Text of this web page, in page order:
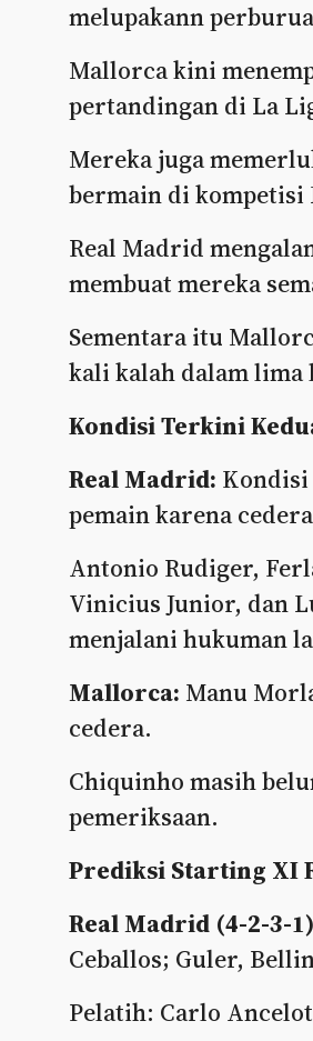
melupakann
Mallorca kini
pertandingan di La
Mereka juga
bermain di kompetisi
Real Madrid
membuat mereka
Sementara itu
kali kalah dalam lima
Kondisi Terkini
Real Madrid: Kondisi
pemain karena
Antonio Rudiger,
Vinicius Junior, dan
menjalani hukuman
Mallorca: Manu
cedera.
Chiquinho masih
pemeriksaan.
Prediksi Starting XI
Real Madrid (4-2-3-
Ceballos; Guler,
Pelatih: Carlo